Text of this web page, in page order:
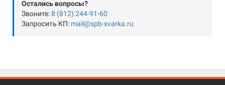
Остались вопросы?
Звоните:8 (812) 244-91-60
Запросить КП: mail@spb-svarka.ru